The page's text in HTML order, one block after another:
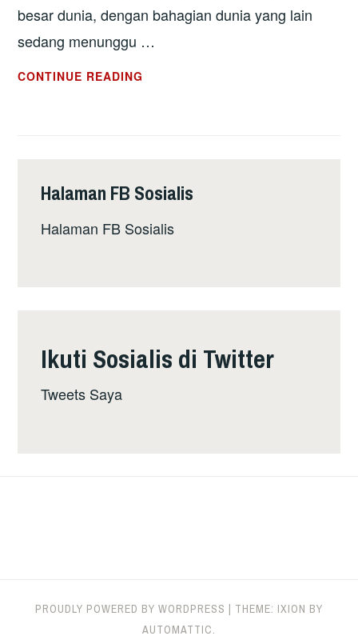
ANTI-
besar dunia, dengan bahagian dunia yang lain
sedang menunggu …
CONTINUE READING
MENGHADAPI
PANDEMIK
Halaman FB Sosialis
Halaman FB Sosialis
Ikuti Sosialis di Twitter
Tweets Saya
PROUDLY POWERED BY WORDPRESS | THEME: IXION BY
AUTOMATTIC.